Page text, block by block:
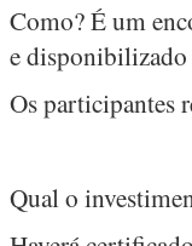
Como? É um
e disponibilizado
Os participantes
Qual o